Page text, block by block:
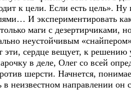
к цели. Если есть цель».
И экспериментировать
маги с дезертирчиками,
неустойчивым
сердце вещует, к решению
в деле, Олег со всей
шерсти. Начнется,
неизвестном направлении он